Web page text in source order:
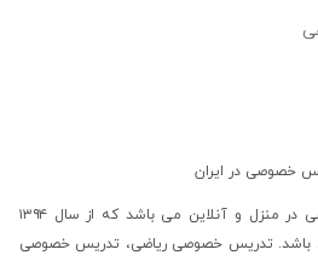
خصوصی در ایران
منزل و آنلاین
می باشد که از سال ۱۳۹۴
باشد.تدریس خصوصی ریاضی، تدریس خصوصی